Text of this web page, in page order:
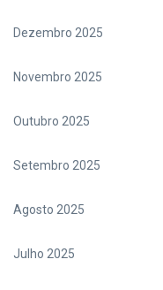
Dezembro 2025
Novembro 2025
Outubro 2025
Setembro 2025
Agosto 2025
Julho 2025